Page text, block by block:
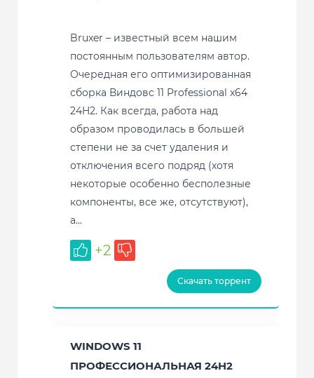
Bruxer – известный всем нашим
постоянным пользователям автор.
Очередная его оптимизированная
сборка Виндовс 11 Professional x64
24H2. Как всегда, работа над
образом проводилась в большей
степени не за счет удаления и
отключения всего подряд (хотя
некоторые особенно бесполезные
компоненты, все же, отсутствуют),
а...
+2
Скачать торрент
WINDOWS 11
ПРОФЕССИОНАЛЬНАЯ 24H2